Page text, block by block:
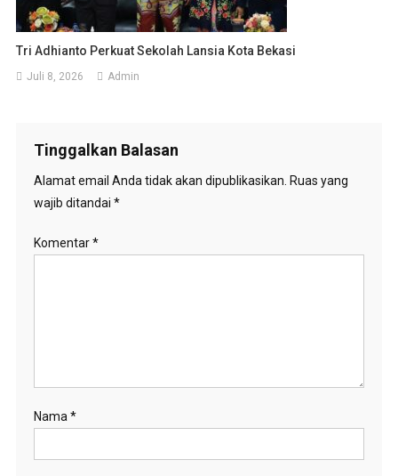
Tri Adhianto Perkuat Sekolah Lansia Kota Bekasi
Juli 8, 2026 Admin
Tinggalkan Balasan
Alamat email Anda tidak akan dipublikasikan. Ruas yang
wajib ditandai *
Komentar*
Nama *